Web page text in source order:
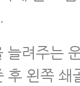
늘려주는
후 왼쪽 쇄